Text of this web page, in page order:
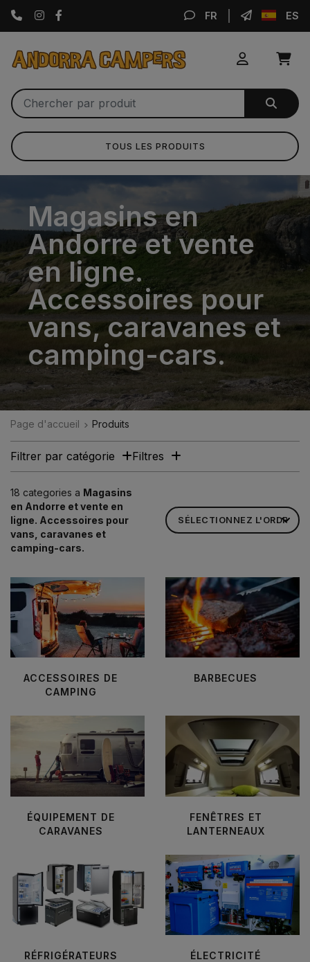
Instagram FR ES
TOUS LES PRODUITS
Magasins en
Andorre et vente
en ligne.
Accessoires pour
vans, caravanes et
camping-cars.
Page d'accueil Produits
18 categories a Magasins
en Andorre et vente en
ligne. Accessoires pour
vans, caravanes et
camping-cars.
ACCESSOIRES DE
CAMPING
BARBECUES
ÉQUIPEMENT DE
CARAVANES
FENÊTRES ET
LANTERNEAUX
RÉFRIGÉRATEURS
ÉLECTRICITÉ
Filtrer par catégorie Filtres